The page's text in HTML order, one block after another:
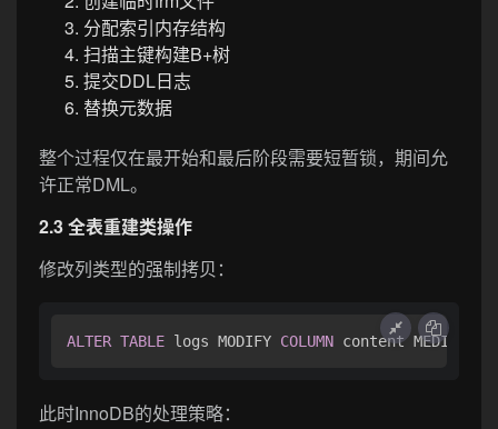
分配索引内存结构
扫描主键构建B+树
提交DDL日志
替换元数据
整个过程仅在最开始和最后阶段需要短暂锁，期间允
许正常DML。
2.3 全表重建类操作
修改列类型的强制拷贝：
ALTER TABLE logs MODIFY COLUMN content
此时InnoDB的处理策略：